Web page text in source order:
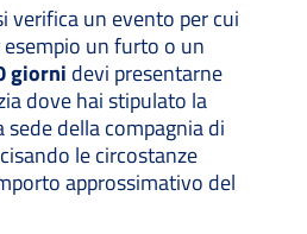
verifica un evento per cui
un furto o un
giorni devi presentarne
dove hai stipulato la
sede della compagnia di
le circostanze
approssimativo del